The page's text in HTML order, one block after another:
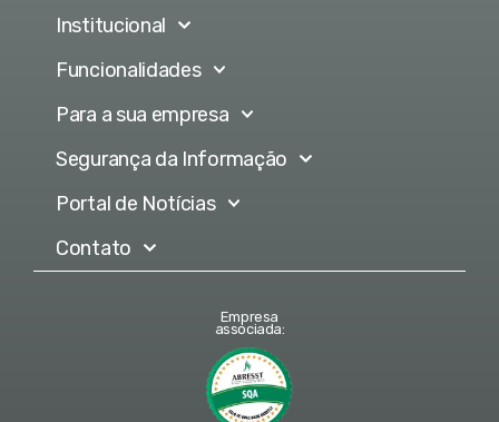
Institucional
Funcionalidades
Para a sua empresa
Segurança da Informação
Portal de Notícias
Contato
Empresa
associada: